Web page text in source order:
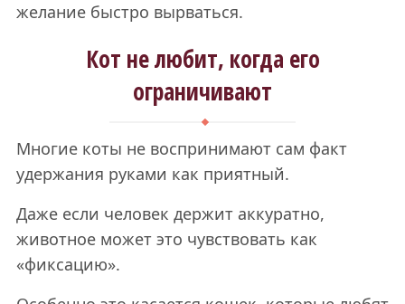
желание быстро вырваться.
Кот не любит, когда его
ограничивают
Многие коты не воспринимают сам факт
удержания руками как приятный.
Даже если человек держит аккуратно,
животное может это чувствовать как
«фиксацию».